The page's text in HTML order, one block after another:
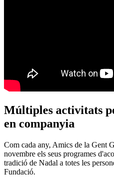
Múltiples activitats
en companyia
Com cada any, Amics de la Gent
novembre els seus programes
tradició de Nadal a totes les
Fundació.